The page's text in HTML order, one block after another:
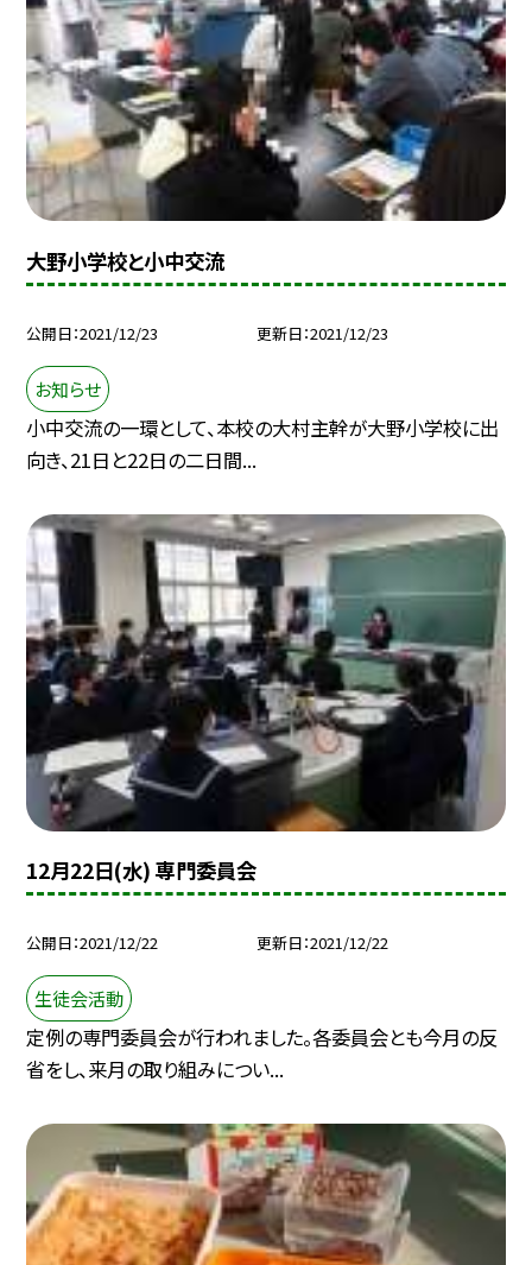
大野小学校と小中交流
公開日 2021/12/23 更新日 2021/12/23
お知らせ
小中交流の一環として、本校の大村主幹が大野小学校に出
向き、21日と22日の二日間...
12月22日(水) 専門委員会
公開日 2021/12/22 更新日 2021/12/22
生徒会活動
定例の専門委員会が行われました。各委員会とも今月の反
省をし、来月の取り組みについ...